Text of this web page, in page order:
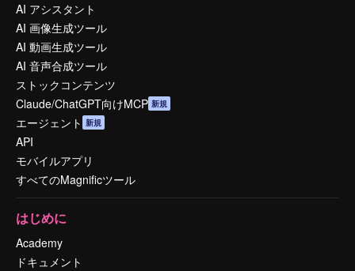
AI アシスタント
AI 画像生成ツール
AI 動画生成ツール
AI 音声合成ツール
ストックコンテンツ
Claude/ChatGPT向けMCP 新規
エージェント 新規
API
モバイルアプリ
すべてのMagnificツール
はじめに
Academy
ドキュメント